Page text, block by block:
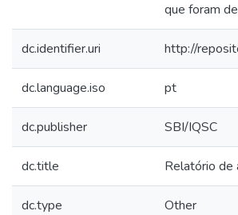
que foram
dc.identifier.uri http://
dc.language.iso pt
dc.publisher SBI/IQSC
dc.title Relatório
dc.type Other